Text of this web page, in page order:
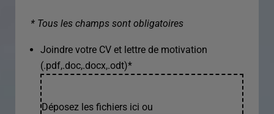
* Tous les champs sont obligatoires
Joindre votre CV et lettre de motivation
(.pdf,.doc,.docx,.odt)*
Déposez les fichiers ici ou